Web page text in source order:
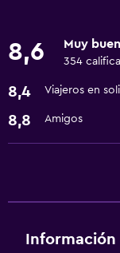
Recepción 24 horas
Comedor
Restaurante
Lavandería
8,6 Muy
354
8,4 Viajeros en
8,8 Amigos